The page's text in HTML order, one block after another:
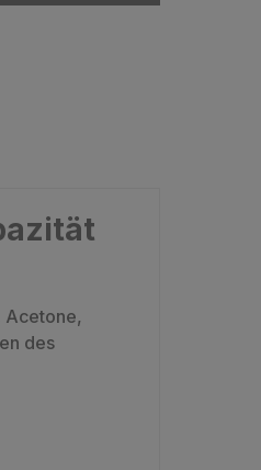
Acetone,
des